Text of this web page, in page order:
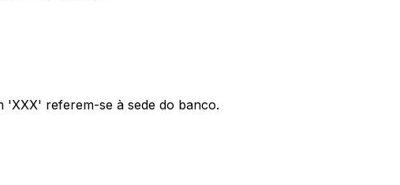
'XXX' referem-se à sede do banco.